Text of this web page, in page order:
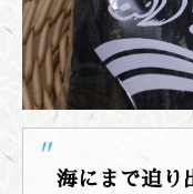
海にまで迫り